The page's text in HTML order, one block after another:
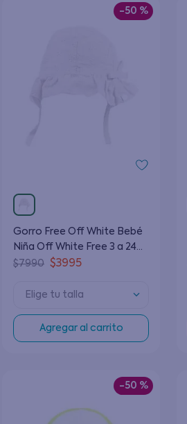
-50 %
Gorro Free Off White Bebé
Niña Off White Free 3 a 24
Meses
$7990 $3995
Elige tu talla
Agregar al carrito
-50 %